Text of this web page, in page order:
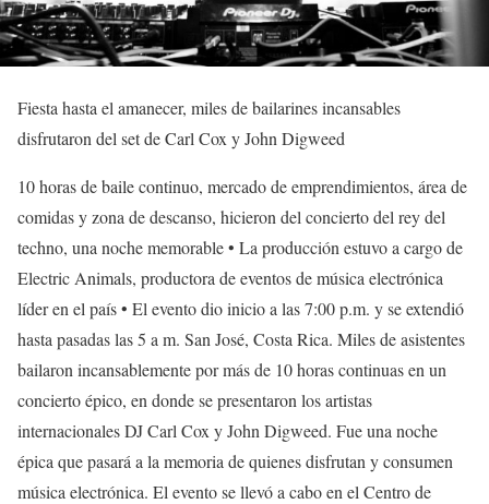
Fiesta hasta el amanecer, miles de bailarines incansables
disfrutaron del set de Carl Cox y John Digweed
10 horas de baile continuo, mercado de emprendimientos, área de
comidas y zona de descanso, hicieron del concierto del rey del
techno, una noche memorable • La producción estuvo a cargo de
Electric Animals, productora de eventos de música electrónica
líder en el país • El evento dio inicio a las 7:00 p.m. y se extendió
hasta pasadas las 5 a m. San José, Costa Rica. Miles de asistentes
bailaron incansablemente por más de 10 horas continuas en un
concierto épico, en donde se presentaron los artistas
internacionales DJ Carl Cox y John Digweed. Fue una noche
épica que pasará a la memoria de quienes disfrutan y consumen
música electrónica. El evento se llevó a cabo en el Centro de